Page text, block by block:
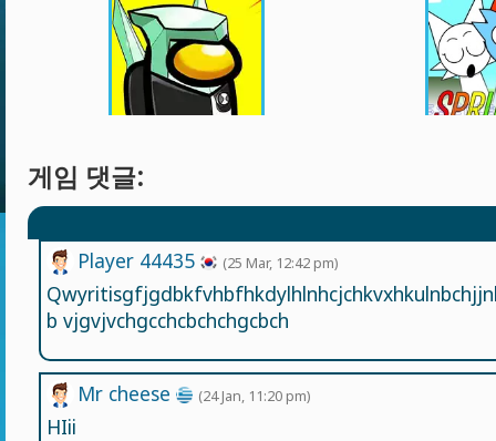
게임 댓글:
Mr cheese (24 Jan, 11:20 pm)
HIii
Player 44435 (25 Mar, 12:42 pm)
b vjgvjvchgcchcbchchgcbch